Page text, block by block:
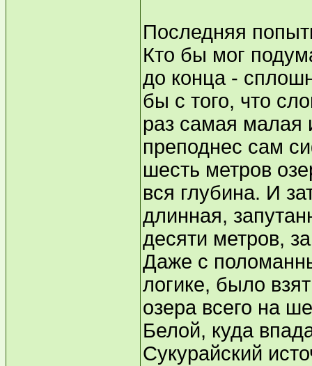
Последняя
Кто бы мог
до конца -
бы с того, что
раз самая малая
преподнес сам
шесть метров
вся глубина. И
длинная,
десяти метров,
Даже с
логике, было
озера всего на
Белой, куда
Сукурайский